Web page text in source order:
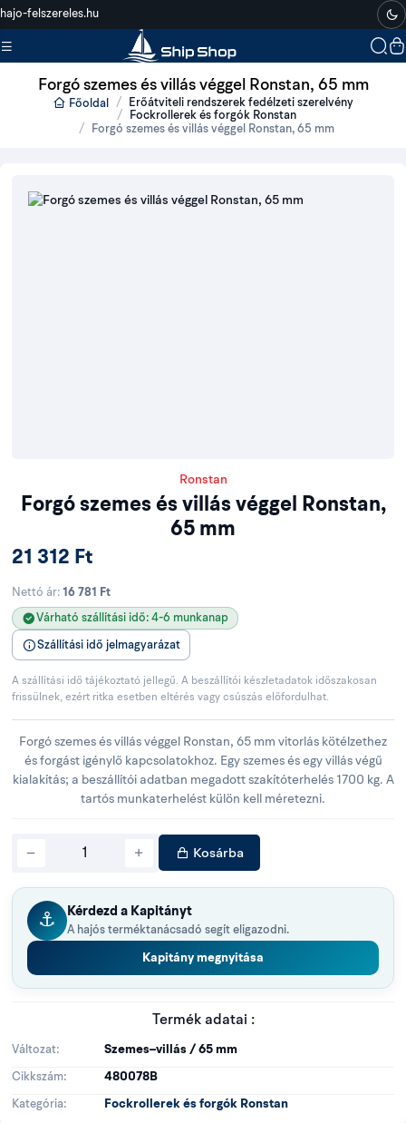
hajo-felszereles.hu
Forgó szemes és villás véggel Ronstan, 65 mm
Főoldal
Erőátviteli rendszerek fedélzeti szerelvény
Fockrollerek és forgók Ronstan
Forgó szemes és villás véggel Ronstan, 65 mm
Ronstan
Forgó szemes és villás véggel Ronstan,
65 mm
21 312 Ft
Nettó ár: 16 781 Ft
Várható szállítási idő: 4-6 munkanap
Szállítási idő jelmagyarázat
A szállítási idő tájékoztató jellegű. A beszállítói készletadatok időszakosan
frissülnek, ezért ritka esetben eltérés vagy csúszás előfordulhat.
Forgó szemes és villás véggel Ronstan, 65 mm vitorlás kötélzethez
és forgást igénylő kapcsolatokhoz. Egy szemes és egy villás végű
kialakítás; a beszállítói adatban megadott szakítóterhelés 1700 kg. A
tartós munkaterhelést külön kell méretezni.
Kosárba
⚓ Kérdezd a Kapitányt
A hajós terméktanácsadó segít eligazodni.
Kapitány megnyitása
Termék adatai :
Változat Szemes–villás / 65 mm
Cikkszám 480078B
Kategória Fockrollerek és forgók Ronstan